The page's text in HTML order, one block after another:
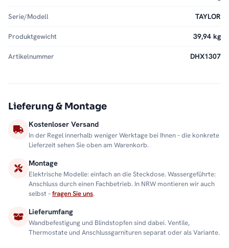
Serie/Modell TAYLOR
Produktgewicht 39,94 kg
Artikelnummer DHX1307
Lieferung & Montage
Kostenloser Versand
In der Regel innerhalb weniger Werktage bei Ihnen – die konkrete
Lieferzeit sehen Sie oben am Warenkorb.
Montage
Elektrische Modelle: einfach an die Steckdose. Wassergeführte:
Anschluss durch einen Fachbetrieb. In NRW montieren wir auch
selbst –fragen Sie uns.
Lieferumfang
Wandbefestigung und Blindstopfen sind dabei. Ventile,
Thermostate und Anschlussgarnituren separat oder als Variante.